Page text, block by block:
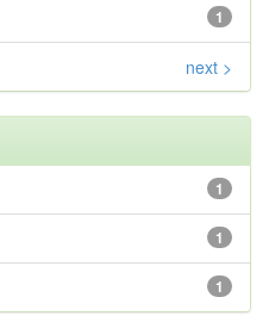
1
next >
1
1
1